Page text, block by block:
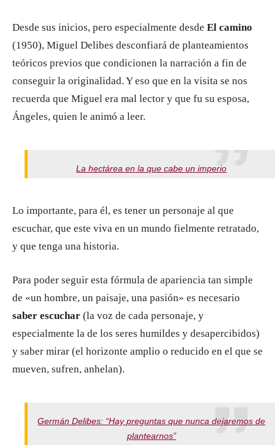
Desde sus inicios, pero especialmente desde El camino
(1950), Miguel Delibes desconfiará de planteamientos
teóricos previos que condicionen la narración a fin de
conseguir la originalidad. Y eso que en la visita se nos
recuerda que Miguel era mal lector y que fu su esposa,
Ángeles, quien le animó a leer.
La hectárea en la que cabe un imperio
Lo importante, para él, es tener un personaje al que
escuchar, que este viva en un mundo fielmente retratado,
y que tenga una historia.
Para poder seguir esta fórmula de apariencia tan simple
de «un hombre, un paisaje, una pasión» es necesario
saber escuchar (la voz de cada personaje, y
especialmente la de los seres humildes y desapercibidos)
y saber mirar (el horizonte amplio o reducido en el que se
mueven, sufren, anhelan).
Germán Delibes: “Hay preguntas que nunca dejaremos de
plantearnos”